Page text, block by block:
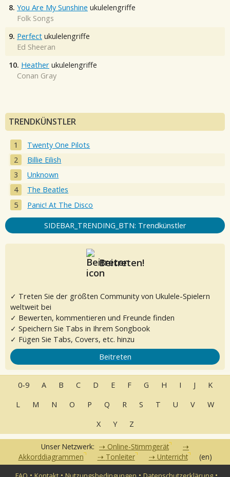
8. You Are My Sunshine ukulelengriffe
Folk Songs
9. Perfect ukulelengriffe
Ed Sheeran
10. Heather ukulelengriffe
Conan Gray
TRENDKÜNSTLER
Twenty One Pilots
Billie Eilish
Unknown
The Beatles
Panic! At The Disco
SIDEBAR_TRENDING_BTN: Trendkünstler
Beitreten!
✓ Treten Sie der größten Community von Ukulele-Spielern
weltweit bei
✓ Bewerten, kommentieren und Freunde finden
✓ Speichern Sie Tabs in Ihrem Songbook
✓ Fügen Sie Tabs, Covers, etc. hinzu
Beitreten
0-9 A B C D E F G H I J
K
L
M N O P Q R S T U V
W
X
Y Z
Unser Netzwerk:
Online-Stimmgerät
Akkorddiagrammen
Tonleiter Unterricht (en)